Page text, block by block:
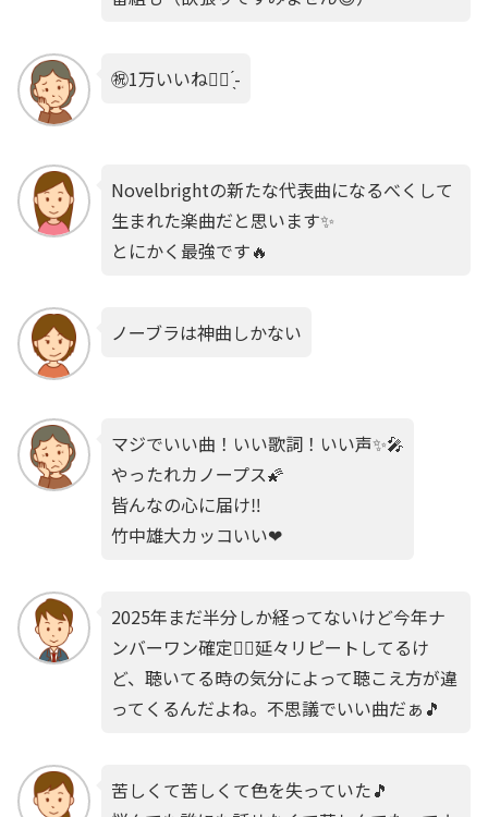
㊗️1万いいね︎👍🏻 ̖́-
Novelbrightの新たな代表曲になるべくして
生まれた楽曲だと思います✨️
とにかく最強です🔥
ノーブラは神曲しかない
マジでいい曲！いい歌詞！いい声✨🎤
やったれカノープス🌠
皆んなの心に届け‼️
竹中雄大カッコいい❤
2025年まだ半分しか経ってないけど今年ナ
ンバーワン確定☝🏻延々リピートしてるけ
ど、聴いてる時の気分によって聴こえ方が違
ってくるんだよね。不思議でいい曲だぁ🎵
苦しくて苦しくて色を失っていた🎵